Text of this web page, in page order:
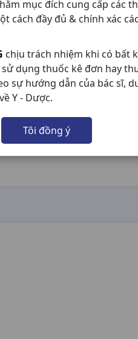
mục đích cung cấp các
cách đầy đủ & chính xác
chịu trách nhiệm khi có bất
dụng thuốc kê đơn hay
sự hướng dẫn của bác sĩ,
Y - Dược.
Tôi đồng ý